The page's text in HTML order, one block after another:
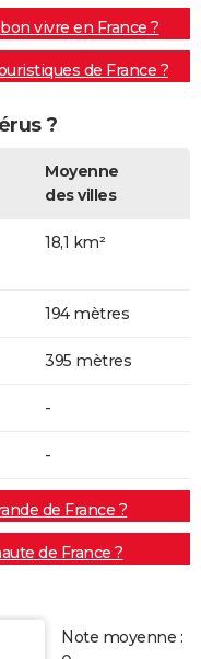
vivre en France ?
de France ?
?
Moyenne
des villes
18,1 km²
194 mètres
395 mètres
-
-
de France ?
de France ?
Note moyenne :